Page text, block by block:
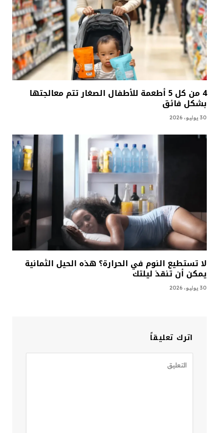
4 من كل 5 أطعمة للأطفال الصغار تتم معالجتها
بشكل فائق
30 يوليو، 2026
لا تستطيع النوم في الحرارة؟ هذه الحيل الثمانية
يمكن أن تنقذ ليلتك
30 يوليو، 2026
اترك تعليقاً